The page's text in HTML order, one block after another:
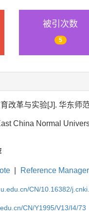
被引次数
5
改革与实验[J]. 华东师
China Normal
Reference Manager
CN/10.16382/
CN/Y1995/V13/I4/73